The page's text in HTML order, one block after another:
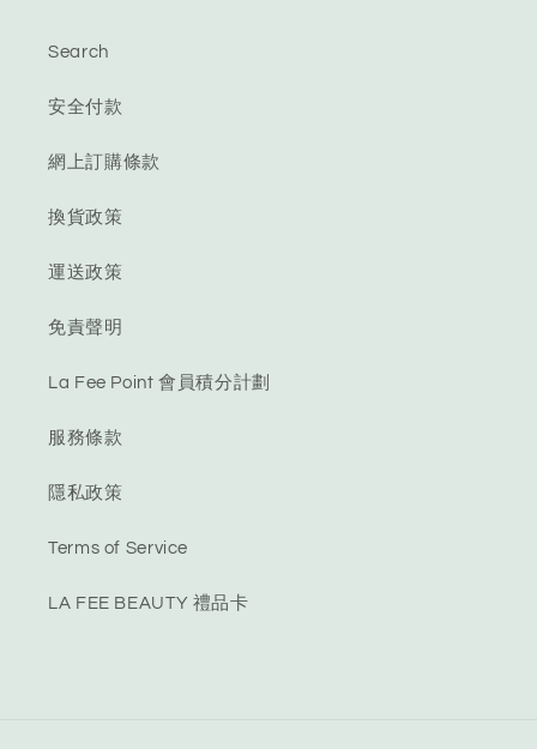
Search
安全付款
網上訂購條款
換貨政策
運送政策
免責聲明
La Fee Point 會員積分計劃
服務條款
隱私政策
Terms of Service
LA FEE BEAUTY 禮品卡